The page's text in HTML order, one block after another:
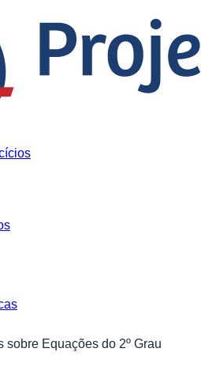
sobre Equações do 2º Grau